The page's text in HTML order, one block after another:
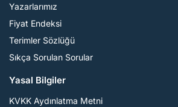
Yazarlarımız
Fiyat Endeksi
Terimler Sözlüğü
Sıkça Sorulan Sorular
Yasal Bilgiler
KVKK Aydınlatma Metni